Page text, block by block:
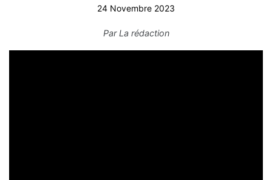
24 Novembre 2023
ParLa rédaction